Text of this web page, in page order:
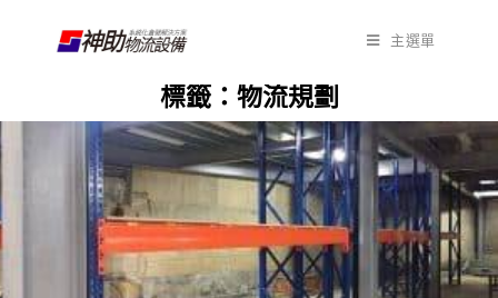
主選單
標籤：物流規劃